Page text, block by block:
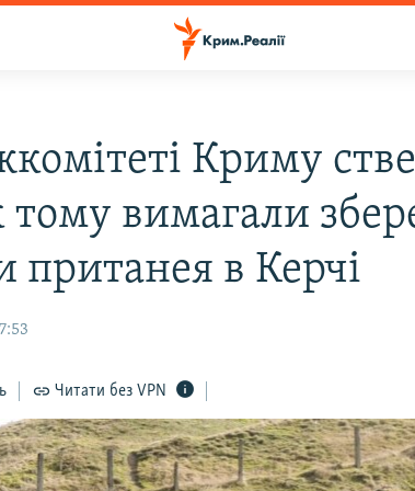
Криму
тому вимагали
пританея в Керчі
Читати без VPN